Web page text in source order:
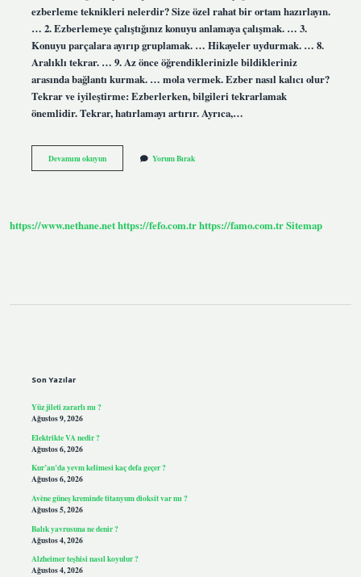
ezberleme teknikleri nelerdir? Size özel rahat bir ortam hazırlayın.
… 2. Ezberlemeye çalıştığınız konuyu anlamaya çalışmak. … 3.
Konuyu parçalara ayırıp gruplamak. … Hikayeler uydurmak. … 8.
Aralıklı tekrar. … 9. Az önce öğrendiklerinizle bildikleriniz
arasında bağlantı kurmak. … mola vermek. Ezber nasıl kalıcı olur?
Tekrar ve iyileştirme: Ezberlerken, bilgileri tekrarlamak
önemlidir. Tekrar, hatırlamayı artırır. Ayrıca,…
Devamını okuyunEzber
Için
Yorum Bırak
https://www.nethane.nethttps://fefo.com.trhttps://famo.com.trSitemap
Son Yazılar
Yüz jileti zararlı mı ?
Ağustos 9, 2026
Elektrikte VA nedir ?
Ağustos 6, 2026
Kur’an’da yevm kelimesi kaç defa geçer ?
Ağustos 6, 2026
Avène güneş kreminde titanyum dioksit var mı ?
Ağustos 5, 2026
Balık yavrusuna ne denir ?
Ağustos 4, 2026
Alzheimer teşhisi nasıl koyulur ?
Ağustos 4, 2026